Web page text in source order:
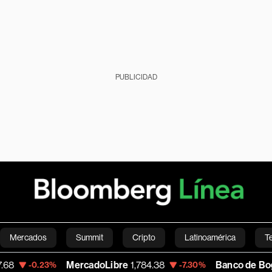
PUBLICIDAD
Mercados Summit Cripto Latinoamérica
Economía Estilo de vida Mundo Videos
MercadoLibre 1,784.38 -7.30% Banco de Bogota